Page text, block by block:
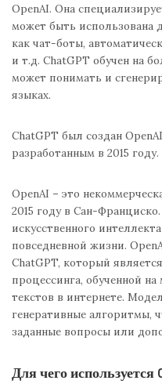
OpenAI. Она
может быть использована
как чат-боты,
и т.д. ChatGPT обучен на
может понимать и
языках.
ChatGPT был создан
разработанным в 2015 году.
OpenAI – это
2015 году в Сан-
искусственного
повседневной жизни.
ChatGPT, который
процессинга, обученной
текстов в интернете.
генеративные алгоритмы,
заданные вопросы или
Для чего используется